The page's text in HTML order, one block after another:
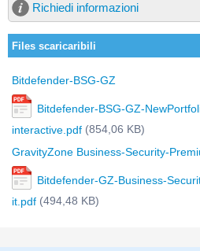
Richiedi informazioni
Files scaricaribili
Bitdefender-BSG-GZ
Bitdefender-BSG-GZ-
interactive.pdf (854,06 KB)
GravityZone Business-Security-
Bitdefender-GZ-Business-
it.pdf (494,48 KB)